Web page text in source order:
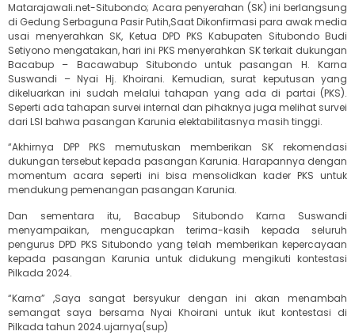
Matarajawali.net-Situbondo; Acara penyerahan (SK) ini berlangsung
di Gedung Serbaguna Pasir Putih,Saat Dikonfirmasi para awak media
usai menyerahkan SK, Ketua DPD PKS Kabupaten Situbondo Budi
Setiyono mengatakan, hari ini PKS menyerahkan SK terkait dukungan
Bacabup – Bacawabup Situbondo untuk pasangan H. Karna
Suswandi – Nyai Hj. Khoirani. Kemudian, surat keputusan yang
dikeluarkan ini sudah melalui tahapan yang ada di partai (PKS).
Seperti ada tahapan survei internal dan pihaknya juga melihat survei
dari LSI bahwa pasangan Karunia elektabilitasnya masih tinggi.
“Akhirnya DPP PKS memutuskan memberikan SK rekomendasi
dukungan tersebut kepada pasangan Karunia. Harapannya dengan
momentum acara seperti ini bisa mensolidkan kader PKS untuk
mendukung pemenangan pasangan Karunia.
Dan sementara itu, Bacabup Situbondo Karna Suswandi
menyampaikan, mengucapkan terima-kasih kepada seluruh
pengurus DPD PKS Situbondo yang telah memberikan kepercayaan
kepada pasangan Karunia untuk didukung mengikuti kontestasi
Pilkada 2024.
“Karna” ,Saya sangat bersyukur dengan ini akan menambah
semangat saya bersama Nyai Khoirani untuk ikut kontestasi di
Pilkada tahun 2024.ujarnya(sup)